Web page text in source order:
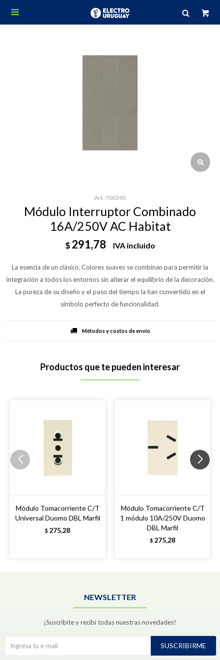

700395
Módulo Interruptor Combinado
16A/250V AC Habitat
$ 291,78 IVA incluido
La esencia de un clásico. Colores suaves se combinan para permitir la
integración a todos los entornos sin alterar el equilibrio de la decoración.
La pureza de su diseño y el paso del tiempo la han convertido en el
símbolo perfecto de funcionalidad.
Métodos y costos de envío
Productos que te pueden interesar
Módulo Tomacorriente C/T
Universal Duomo DBL Marfil
$ 275,28
Módulo Tomacorriente C/T
1 módulo 10A/250V Duomo
DBL Marfil
$ 275,28
NEWSLETTER
¡Suscribite y recibí todas nuestras novedades!
SUSCRIBIRME